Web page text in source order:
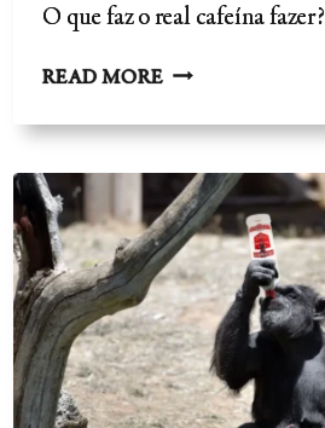
O que faz o real cafeína fazer?
READ MORECAFÉ
NÃO
RISCOS